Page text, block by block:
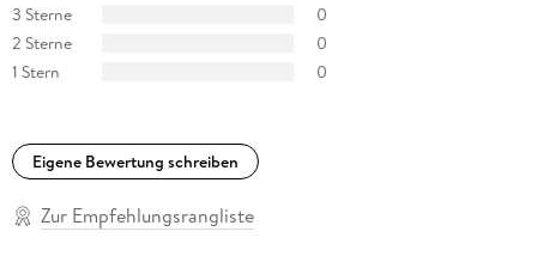
3 Sterne
0
2 Sterne
0
1 Stern
0
Eigene Bewertung schreiben
Zur Empfehlungsrangliste